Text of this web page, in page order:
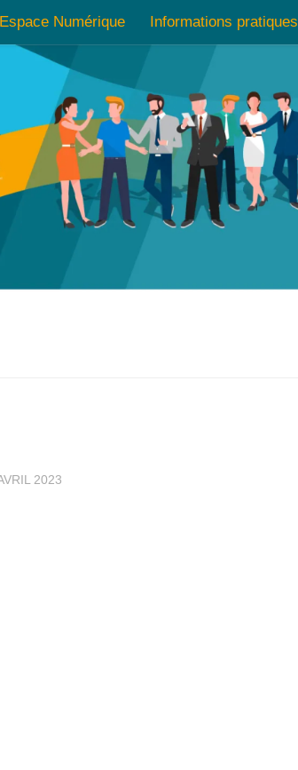
Numérique Informations pratiques
2023